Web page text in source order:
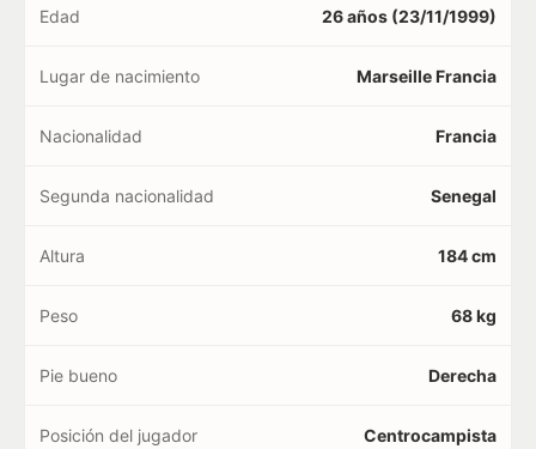
Edad 26 años (23/11/1999)
Lugar de nacimiento Marseille Francia
Nacionalidad Francia
Segunda nacionalidad Senegal
Altura 184 cm
Peso 68 kg
Pie bueno Derecha
Posición del jugador Centrocampista